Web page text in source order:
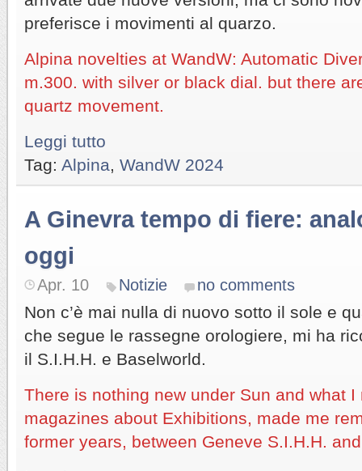
preferisce i movimenti al quarzo.
Alpina novelties at WandW: Automatic
m.300. with silver or black dial. but there
quartz movement.
Leggi tutto
Tag: Alpina WandW 2024
A Ginevra tempo di fiere:
oggi
Apr. 10 Notizie no comments
Non c’è mai nulla di nuovo sotto il sole e
che segue le rassegne orologiere, mi ha
il S.I.H.H. e Baselworld.
There is nothing new under Sun and what I
magazines about Exhibitions, made me
former years, between Geneve S.I.H.H.